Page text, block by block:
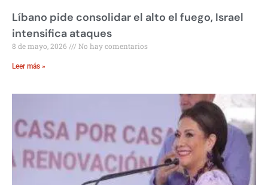
Líbano pide consolidar el alto el fuego, Israel
intensifica ataques
8 de mayo, 2026 No hay comentarios
Leer más »